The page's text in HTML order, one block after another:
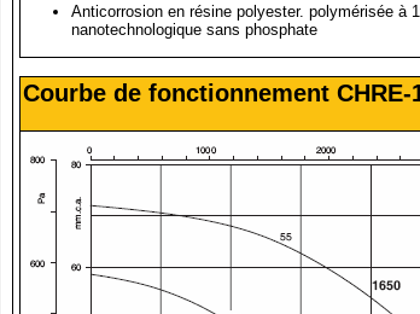
Anticorrosion en résine polyester. polymérisée à
nanotechnologique sans phosphate
Courbe de fonctionnement CHRE-